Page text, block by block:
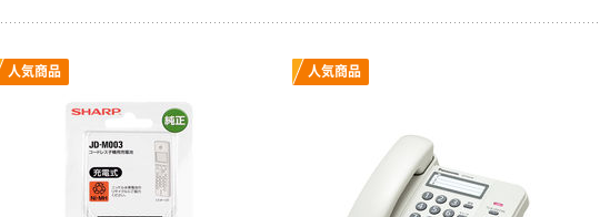
人気商品 人気商品